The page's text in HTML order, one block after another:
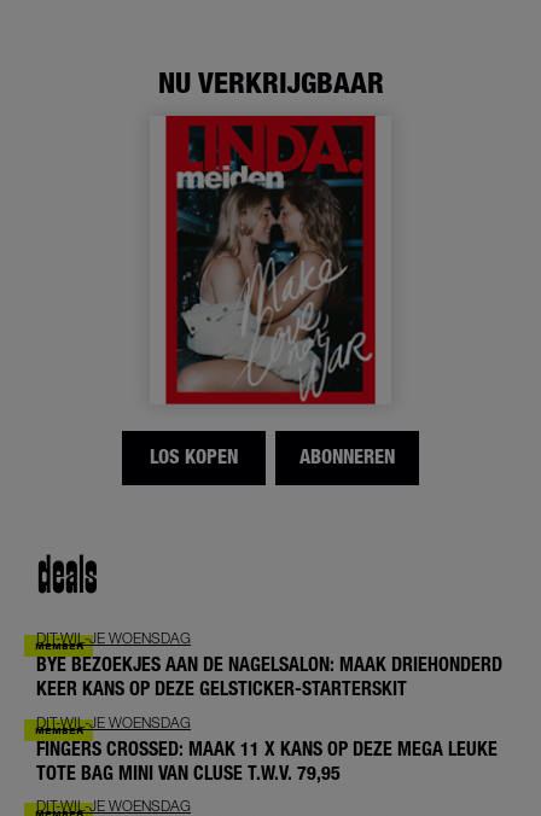
NU VERKRIJGBAAR
LOS KOPEN ABONNEREN
deals
DIT-WIL-JE WOENSDAG
BYE BEZOEKJES AAN DE NAGELSALON: MAAK DRIEHONDERD
KEER KANS OP DEZE GELSTICKER-STARTERSKIT
DIT-WIL-JE WOENSDAG
FINGERS CROSSED: MAAK 11 X KANS OP DEZE MEGA LEUKE
TOTE BAG MINI VAN CLUSE T.W.V. 79,95
DIT-WIL-JE WOENSDAG